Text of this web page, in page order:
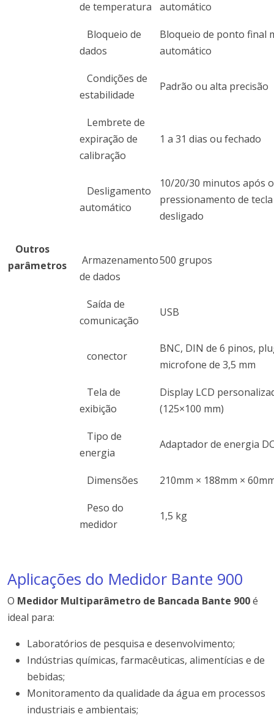
Outros
parâmetros
de temperatura automático
Bloqueio de
dados
Bloqueio de ponto final
automático
Condições de
estabilidade
Padrão ou alta precisão
Lembrete de
expiração de
calibração
1 a 31 dias ou fechado
Desligamento
automático
10/20/30 minutos após o
pressionamento de
desligado
Armazenamento
de dados
500 grupos
Saída de
comunicação
USB
conector
BNC, DIN de 6 pinos,
microfone de 3,5 mm
Tela de
exibição
Display LCD
(125×100 mm)
Tipo de
energia
Adaptador de energia
Dimensões 210mm × 188mm ×
Peso do
medidor
1,5 kg
Aplicações do Medidor Bante 900
O Medidor Multiparâmetro de Bancada Bante 900é
ideal para:
Laboratórios de pesquisa e desenvolvimento;
Indústrias químicas, farmacêuticas, alimentícias e de
bebidas;
Monitoramento da qualidade da água em processos
industriais e ambientais;